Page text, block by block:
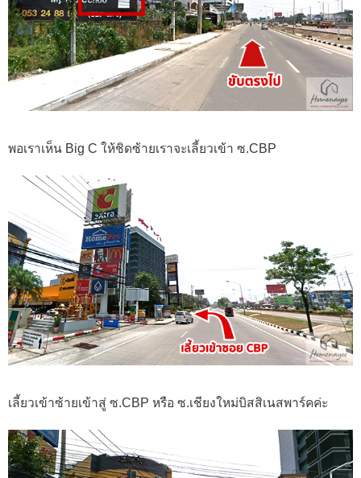
พอเราเห็น Big C ให้ชิดซ้ายเราจะเลี้ยวเข้า ซ.CBP
เลี้ยวเข้าซ้ายเข้าสู่ ซ.CBP หรือ ซ.เชียงใหม่บิสสิเนสพาร์คค่ะ